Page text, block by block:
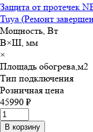
Защита от протечек
Tuya (Ремонт
Мощность, Вт
В×Ш, мм
×
Площадь обогрева,м2
Тип подключения
Розничная цена
45990 ₽
В корзину